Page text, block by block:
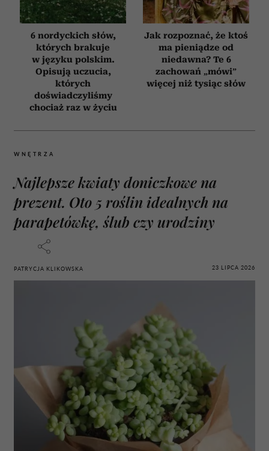
6 nordyckich słów,
których brakuje
w języku polskim.
Opisują uczucia,
których
doświadczyliśmy
chociaż raz w życiu
Jak rozpoznać, że ktoś
ma pieniądze od
niedawna? Te 6
zachowań „mówi”
więcej niż tysiąc słów
WNĘTRZA
Najlepsze kwiaty doniczkowe na
prezent. Oto 5 roślin idealnych na
parapetówkę, ślub czy urodziny
PATRYCJA KLIKOWSKA 23 LIPCA 2026